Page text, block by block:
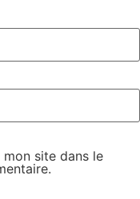
site dans le